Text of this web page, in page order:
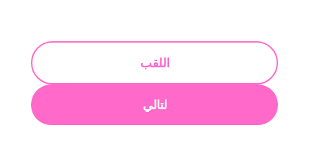
اللقب
لتالي